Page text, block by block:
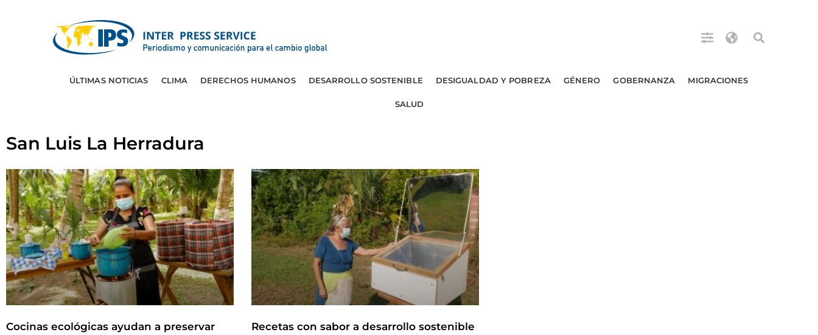
ÚLTIMAS NOTICIAS CLIMA DERECHOS HUMANOS DESARROLLO SOSTENIBLE DESIGUALDAD Y POBREZA GÉNERO GOBERNANZA MIGRACIONES
SALUD
San Luis La Herradura
Cocinas ecológicas ayudan a preservar
Recetas con sabor a desarrollo sostenible